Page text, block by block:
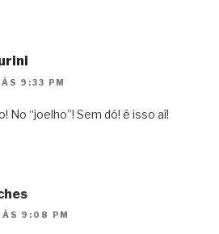
9:33 PM
No “joelho”! Sem dó! é isso aí!
9:08 PM